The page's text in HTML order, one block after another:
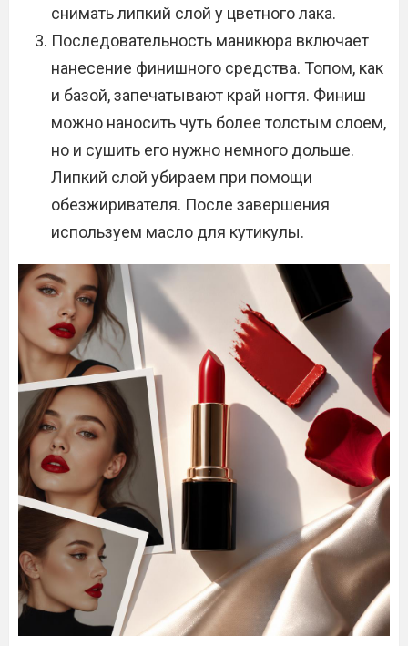
снимать липкий слой у цветного лака.
Последовательность маникюра включает
нанесение финишного средства. Топом, как
и базой, запечатывают край ногтя. Финиш
можно наносить чуть более толстым слоем,
но и сушить его нужно немного дольше.
Липкий слой убираем при помощи
обезжиривателя. После завершения
используем масло для кутикулы.